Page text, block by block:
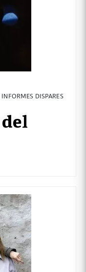
DISPARES